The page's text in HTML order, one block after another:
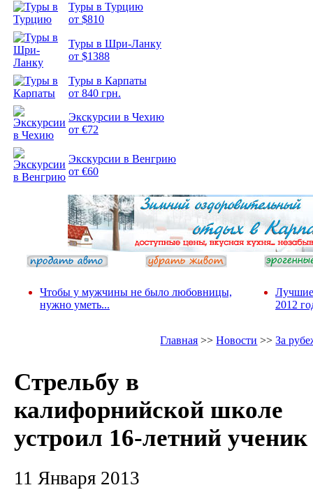
Туры в Турцию
от $810
Туры в Шри-Ланку
от $1388
Туры в Карпаты
от 840 грн.
Экскурсии в Чехию
от €72
Экскурсии в Венгрию
от €60
Чтобы у мужчины не было любовницы,
нужно уметь...
Лучшие
2012
Главная >>Новости >>За
Стрельбу в
калифорнийской школе
устроил 16-летний ученик
11 Января 2013